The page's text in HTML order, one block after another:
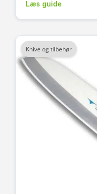
Læs guide
Knive og tilbehør